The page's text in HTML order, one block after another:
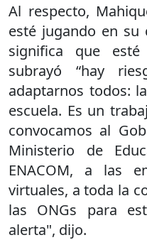
Al respecto,
esté jugando en
significa que
subrayó “hay
adaptarnos todos:
escuela. Es un
convocamos al
Ministerio de
ENACOM, a las
virtuales, a toda la
las ONGs para
alerta", dijo.